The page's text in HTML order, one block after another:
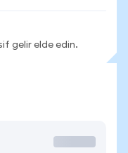
gelir elde edin.